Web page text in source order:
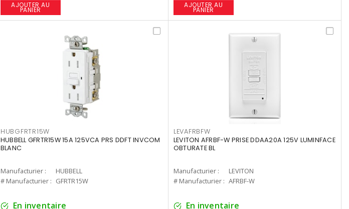
AJOUTER AU
PANIER
AJOUTER AU
PANIER
HUBGFRTR15W
HUBBELL GFRTR15W 15A 125VCA PRS DDFT INVCOM
BLANC
Manufacturier :
HUBBELL
# Manufacturier : GFRTR15W
En inventaire
LEVAFRBFW
LEVITON AFRBF-W PRISE DDAA20A 125V LUMINFACE
OBTURATE BL
Manufacturier :
LEVITON
# Manufacturier : AFRBF-W
En inventaire